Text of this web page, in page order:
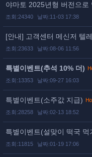
야마토 2025년형 버전으로
조회:24340 날짜:11-03 17:38
[안내] 고객센터 메신저 텔
조회:23633 날짜:08-06 11:56
특별이벤트(추석 10% 더)
조회:13353 날짜:09-27 16:03
특별이벤트(소주값 지급)
조회:28258 날짜:02-13 18:52
특별이벤트(설맞이 떡국 먹
조회:11815 날짜:01-19 17:06